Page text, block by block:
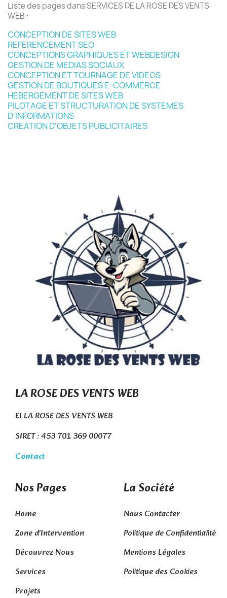
Liste des pages dans SERVICES DE LA ROSE DES VENTS
WEB :
CONCEPTION DE SITES WEB
REFERENCEMENT SEO
CONCEPTIONS GRAPHIQUES ET WEBDESIGN
GESTION DE MEDIAS SOCIAUX
CONCEPTION ET TOURNAGE DE VIDEOS
GESTION DE BOUTIQUES E-COMMERCE
HEBERGEMENT DE SITES WEB
PILOTAGE ET STRUCTURATION DE SYSTEMES
D'INFORMATIONS
CREATION D'OBJETS PUBLICITAIRES
LA ROSE DES VENTS WEB
EI LA ROSE DES VENTS WEB
SIRET : 453 701 369 00077
Contact
Nos Pages
Home
Zone d'Intervention
Découvrez Nous
Services
Projets
La Société
Nous Contacter
Politique de Confidentialité
Mentions Légales
Politique des Cookies